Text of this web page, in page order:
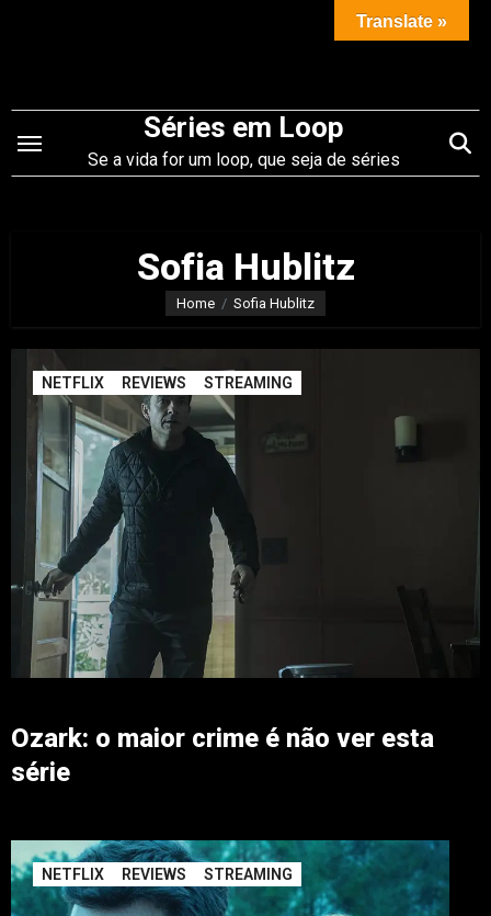
conteúdo
Séries em Loop
Se a vida for um loop, que seja de séries
Sofia Hublitz
Home Sofia Hublitz
NETFLIX REVIEWS STREAMING
Ozark: o maior crime é não ver esta
série
NETFLIX REVIEWS STREAMING
Translate »